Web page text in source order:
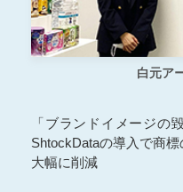
白元ア
「ブランドイメージの
ShtockDataの導入で商
大幅に削減